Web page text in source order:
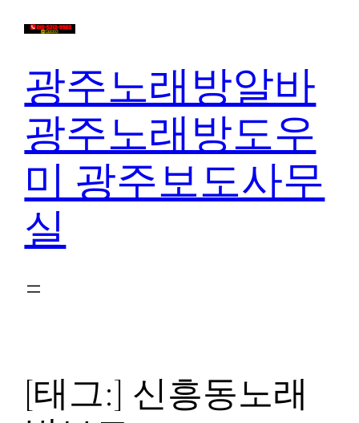
광주노래방알바
광주노래방도우
미 광주보도사무
실
[태그:] 신흥동노래